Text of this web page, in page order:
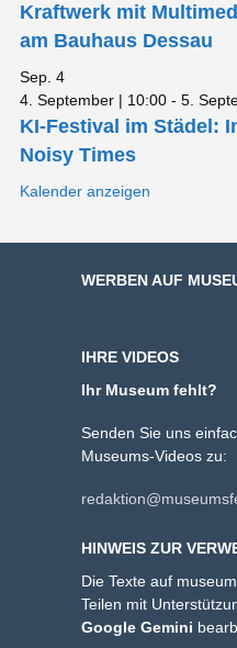
Kraftwerk mit
am Bauhaus Dessau
Sep. 4
4. September | 10:00 - 5.
KI-Festival im Städel:
Noisy Times
Kalender anzeigen
WERBEN AUF
IHRE VIDEOS
Ihr Museum fehlt?
Senden Sie uns
Museums-Videos zu:
HINWEIS ZUR
Die Texte auf
Teilen mit
Google Gemini